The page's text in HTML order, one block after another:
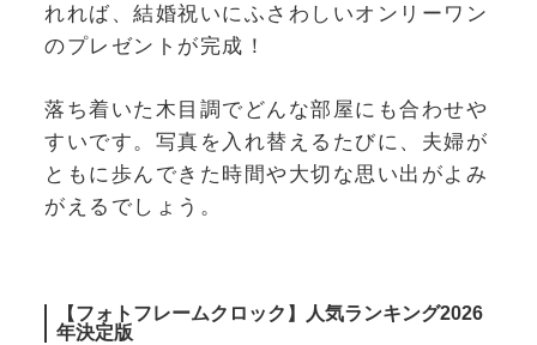
れれば、結婚祝いにふさわしいオンリーワン
のプレゼントが完成！
落ち着いた木目調でどんな部屋にも合わせや
すいです。写真を入れ替えるたびに、夫婦が
ともに歩んできた時間や大切な思い出がよみ
がえるでしょう。